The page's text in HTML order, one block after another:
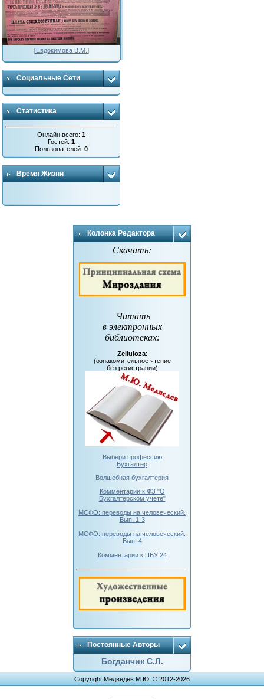
[Евдокимова В.М. ]
Социальные Сети
Статистика
Онлайн всего:1
Гостей:1
Пользователей:0
Время Жизни
Колонка Редактора
Скачать:
Читать
в электронных
библиотеках:
Zelluloza:
(ознакомительное чтение
без регистрации)
Выбери профессию
Бухгалтер
Волшебная бухгалтерия
Комментарии к ФЗ "О
Бухгалтерском учете"
МСФО: переводы на человеческий.
Вып. 1-3
МСФО: переводы на человеческий.
Вып. 4
Комментарии к ПБУ 24
Постоянные Авторы
Богданчик С.Л.
Copyright Медведев М.Ю. © 2012-2026